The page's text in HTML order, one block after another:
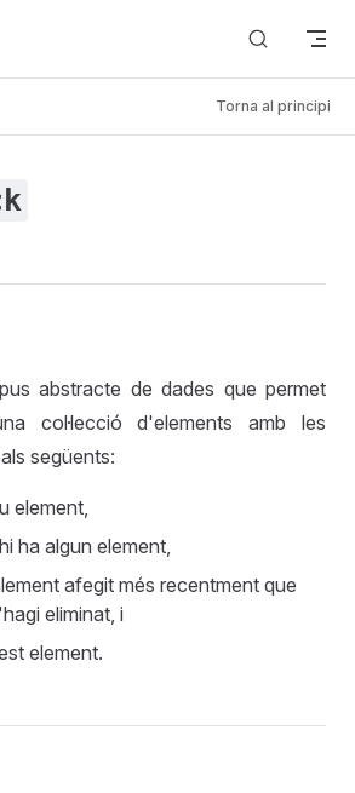
Torna al principi
abstracte de dades que permet
col·lecció d'elements amb les
següents:
element,
ha algun element,
afegit més recentment que
eliminat, i
element.